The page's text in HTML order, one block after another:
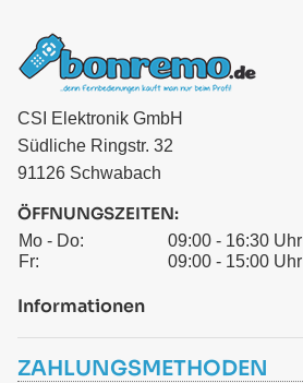
CSI Elektronik GmbH
Südliche Ringstr. 32
91126 Schwabach
ÖFFNUNGSZEITEN:
Mo - Do:
09:00 - 16:30 Uhr
Fr:
09:00 - 15:00 Uhr
Informationen
ZAHLUNGSMETHODEN